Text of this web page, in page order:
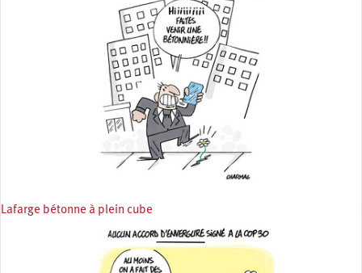
Lafarge bétonne à plein cube